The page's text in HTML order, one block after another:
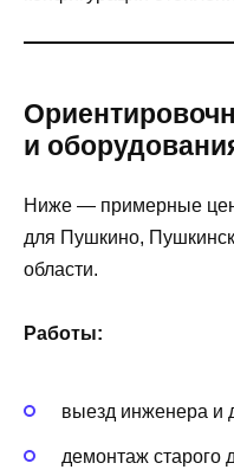
и
Ниже — примерные
для Пушкино,
области.
Работы:
выезд инженера и
демонтаж старого